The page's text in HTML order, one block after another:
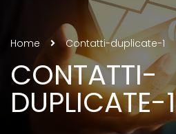
Home Contatti-duplicate-1
CONTATTI-
DUPLICATE-1